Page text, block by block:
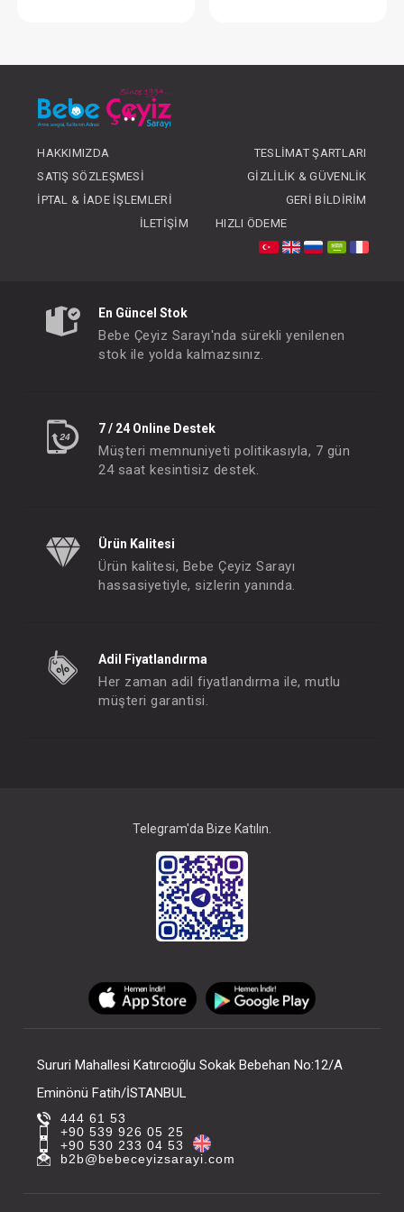
OLUNUZ
HAKKIMIZDA
TESLIMAT ŞARTLARI
SATIŞ SÖZLEŞMESI
GIZLILIK & GÜVENLIK
İPTAL & İADE İŞLEMLERI
GERI BILDIRIM
İLETIŞIM
HIZLI ÖDEME
En Güncel Stok
Bebe Çeyiz Sarayı'nda sürekli yenilenen
stok ile yolda kalmazsınız.
7 / 24 Online Destek
Müşteri memnuniyeti politikasıyla, 7 gün
24 saat kesintisiz destek.
Ürün Kalitesi
Ürün kalitesi, Bebe Çeyiz Sarayı
hassasiyetiyle, sizlerin yanında.
Adil Fiyatlandırma
Her zaman adil fiyatlandırma ile, mutlu
müşteri garantisi.
Telegram'da Bize Katılın.
Sururi Mahallesi Katırcıoğlu Sokak Bebehan No:12/A
Eminönü Fatih/İSTANBUL
444 61 53
+90 539 926 05 25
+90 530 233 04 53
b2b@bebeceyizsarayi.com